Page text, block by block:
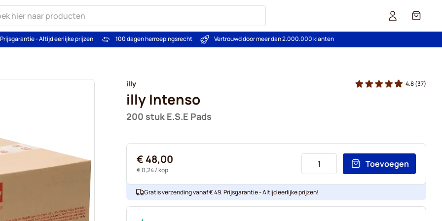
Cart
Prijsgarantie - Altijd eerlijke prijzen 100 dagen herroepingsrecht Vertrouwd door meer dan 2.000.000 klanten
illy
illy Intenso
200 stuk E.S.E Pads
4.8(37)
€ 48,00
€ 0,24/ kop
Toevoegen
Gratis verzending vanaf € 49. Prijsgarantie - Altijd eerlijke prijzen!